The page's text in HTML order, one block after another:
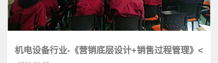
机电设备行业-《营销底层设计+销售过程管理》<